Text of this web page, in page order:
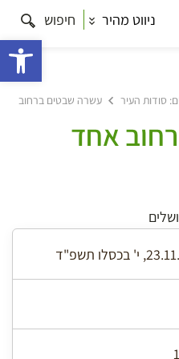
ניווט מהיר חיפוש
סודות העיר
עשרה שבטים ברחוב
אחד